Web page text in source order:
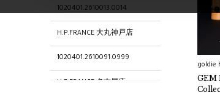
1020401.2610013.0014
H.P.FRANCE 大丸神戸店
1020401.2610091.0999
goldie
GEM